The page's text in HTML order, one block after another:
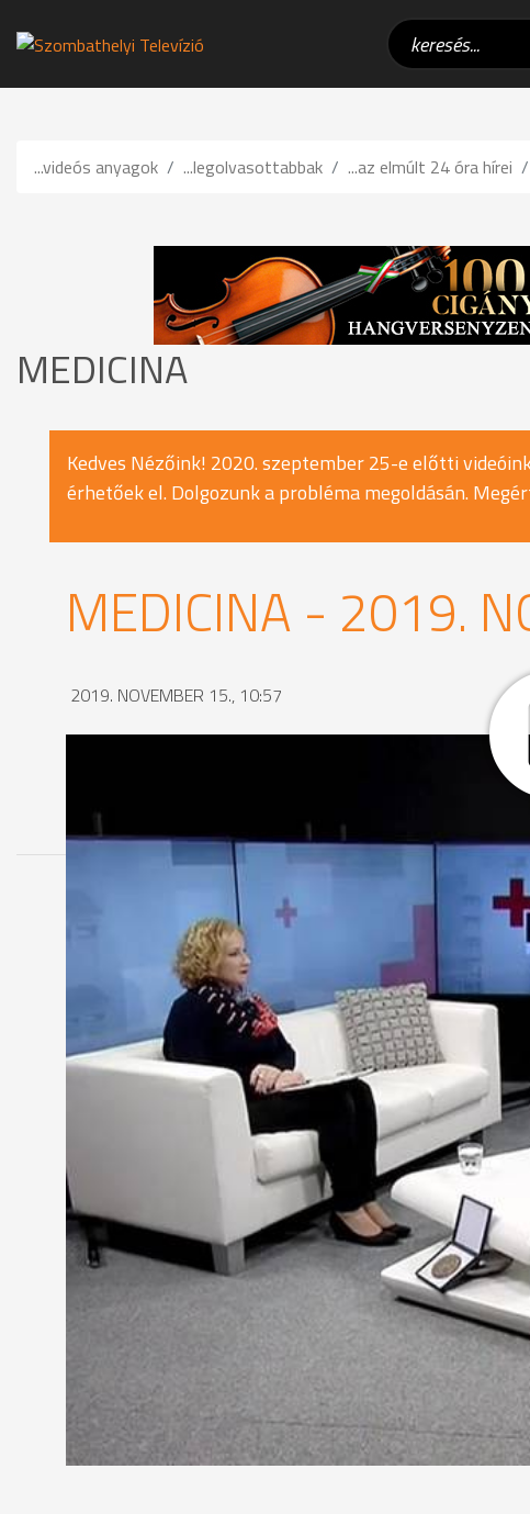
...videós anyagok ...legolvasottabbak ...az elmúlt 24 óra hírei
MEDICINA
Kedves Nézőink! 2020. szeptember 25-e előtti
érhetőek el. Dolgozunk a probléma megoldásán.
MEDICINA - 2019.
2019. NOVEMBER 15., 10:57